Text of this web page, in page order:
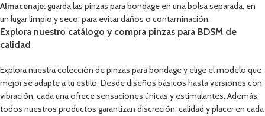
Almacenaje:guarda las pinzas para bondage en una bolsa separada, en
un lugar limpio y seco, para evitar daños o contaminación.
Explora nuestro catálogo y compra pinzas para BDSM de
calidad
Explora nuestra colección de pinzas para bondage y elige el modelo que
mejor se adapte a tu estilo. Desde diseños básicos hasta versiones con
vibración, cada una ofrece sensaciones únicas y estimulantes. Además,
todos nuestros productos garantizan discreción, calidad y placer en cada